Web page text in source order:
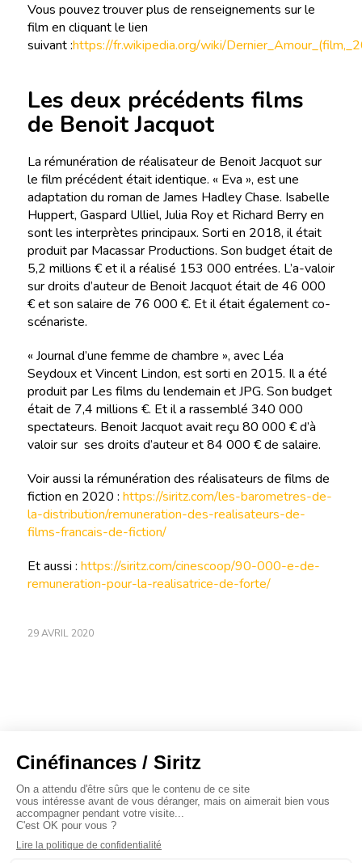
Vous pouvez trouver plus de renseignements sur le
film en cliquant le lien
suivant :https://fr.wikipedia.org/wiki/
Les deux précédents films
de Benoit Jacquot
La rémunération de réalisateur de Benoit Jacquot sur
le film précédent était identique. « Eva », est une
adaptation du roman de James Hadley Chase. Isabelle
Huppert, Gaspard Ulliel, Julia Roy et Richard Berry en
sont les interprètes principaux. Sorti en 2018, il était
produit par Macassar Productions. Son budget était de
5,2 millions € et il a réalisé 153 000 entrées. L’a-valoir
sur droits d’auteur de Benoit Jacquot était de 46 000
€ et son salaire de 76 000 €. Et il était également co-
scénariste.
« Journal d’une femme de chambre », avec Léa
Seydoux et Vincent Lindon, est sorti en 2015. Il a été
produit par Les films du lendemain et JPG. Son budget
était de 7,4 millions €. Et il a rassemblé 340 000
spectateurs. Benoit Jacquot avait reçu 80 000 € d’à
valoir sur ses droits d’auteur et 84 000 € de salaire.
Voir aussi la rémunération des réalisateurs de films de
fiction en 2020 : https://siritz.com/les-barometres-de-
la-distribution/remuneration-des-realisateurs-de-
films-francais-de-fiction/
Et aussi : https://siritz.com/cinescoop/90-000-e-de-
remuneration-pour-la-realisatrice-de-forte/
29 AVRIL 2020
À propos
Baromètres
Cinéscoop
Éditorial